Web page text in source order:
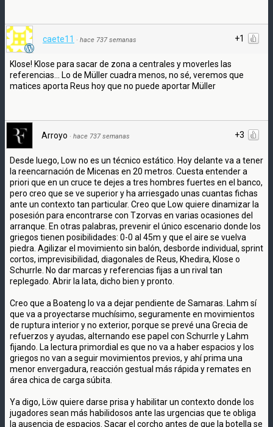
+1
caete11 · hace 737 semanas
Klose! Klose para sacar de zona a centrales y moverles las
referencias... Lo de Müller cuadra menos, no sé, veremos que
matices aporta Reus hoy que no puede aportar Müller
+3
Arroyo · hace 737 semanas
Desde luego, Low no es un técnico estático. Hoy delante va a tener
la reencarnación de Micenas en 20 metros. Cuesta entender a
priori que en un cruce te dejes a tres hombres fuertes en el banco,
pero creo que se ve superior y ha arriesgado unas cuantas fichas
ante un contexto tan particular. Creo que Low quiere dinamizar la
posesión para encontrarse con Tzorvas en varias ocasiones del
arranque. En otras palabras, prevenir el único escenario donde los
griegos tienen posibilidades: 0-0 al 45m y que el aire se vuelva
piedra. Agilizar el movimiento sin balón, desborde individual, sprint
cortos, imprevisibilidad, diagonales de Reus, Khedira, Klose o
Schurrle. No dar marcas y referencias fijas a un rival tan
replegado. Abrir la lata, dicho bien y pronto.
Creo que a Boateng lo va a dejar pendiente de Samaras. Lahm sí
que va a proyectarse muchísimo, seguramente en movimientos
de ruptura interior y no exterior, porque se prevé una Grecia de
refuerzos y ayudas, alternando ese papel con Schurrle y Lahm
fijando. La lectura primordial es que no va a haber espacios y los
griegos no van a seguir movimientos previos, y ahí prima una
menor envergadura, reacción gestual más rápida y remates en
área chica de carga súbita.
Ya digo, Löw quiere darse prisa y habilitar un contexto donde los
jugadores sean más habilidosos ante las urgencias que te obliga
la ausencia de espacios. Sacar el corcho antes de que la botella se